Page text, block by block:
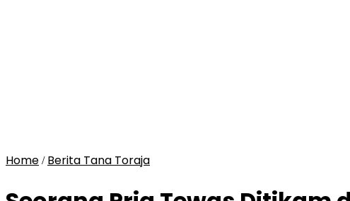
Home / Berita Tana Toraja